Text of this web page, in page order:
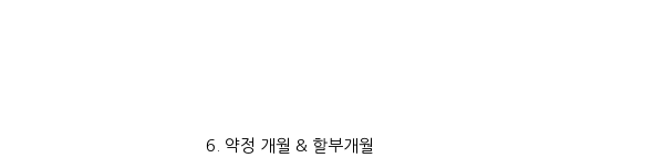
6. 약정 개월 & 할부개월